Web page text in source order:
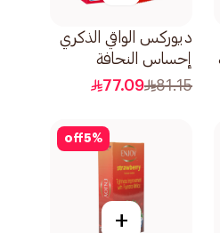
ديوركس الواقي الذكري
إحساس النحافة
12قطعة
81.15
77.09
5%
off
+